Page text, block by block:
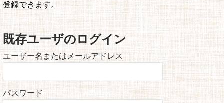
登録できます。
既存ユーザのログイン
ユーザー名またはメールアドレス
パスワード